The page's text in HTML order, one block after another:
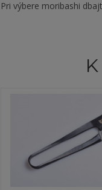
Pri výbere moribashi